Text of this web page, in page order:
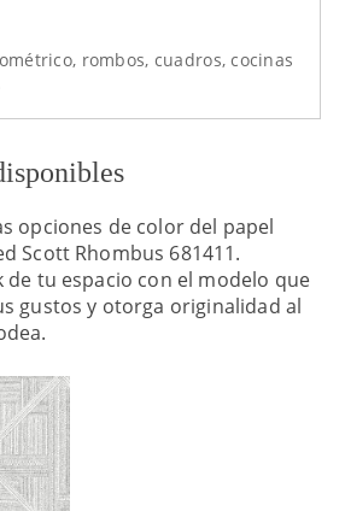
rombos, cuadros,cocinas
opciones de color del papel
Scott Rhombus 681411.
tu espacio con el modelo que
gustos y otorga originalidad al